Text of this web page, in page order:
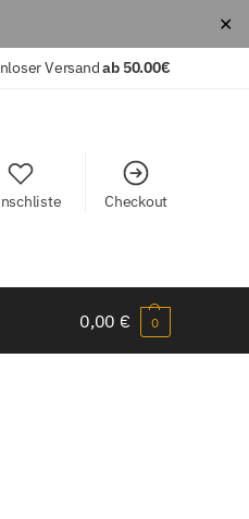
✕
Versandab 50.00€
Checkout
0,00 € 0